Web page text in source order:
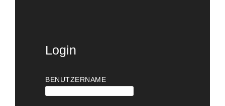
Login
BENUTZERNAME